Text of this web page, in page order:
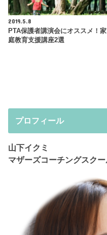
2019.5.8
PTA保護者講演会にオススメ！家
庭教育支援講座2選
プロフィール
山下イクミ
マザーズコーチングスク